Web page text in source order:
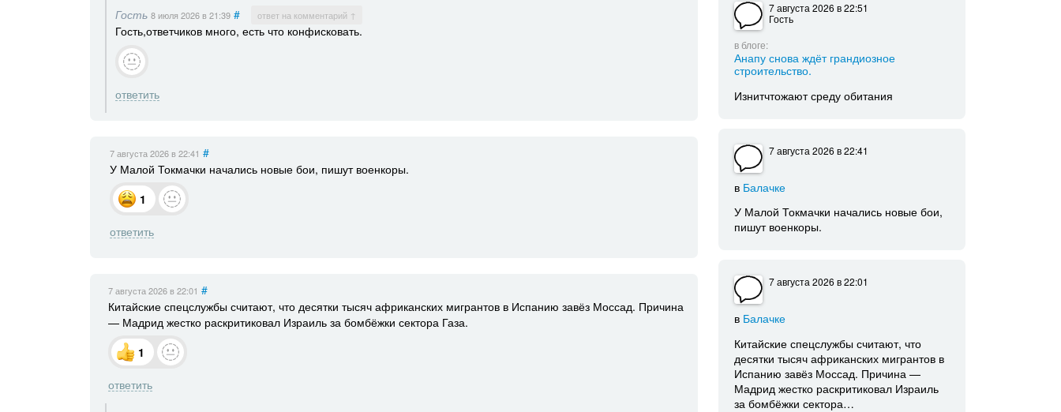
Гость 8 июля 2026 в 21:39 # ответ на комментарий ↑
Гость,ответчиков много, есть что конфисковать.
ответить
7 августа 2026 в 22:41 #
У Малой Токмачки начались новые бои, пишут военкоры.
1
ответить
7 августа 2026 в 22:01 #
Китайские спецслужбы считают, что десятки тысяч африканских мигрантов в Испанию завёз Моссад. Причина
— Мадрид жестко раскритиковал Израиль за бомбёжки сектора Газа.
1
ответить
7 августа 2026в 22:51
Гость
в блоге:
Анапу снова ждёт грандиозное
строительство.
Изнитчтожают среду обитания
7 августа 2026в 22:41
в Балачке
У Малой Токмачки начались новые бои,
пишут военкоры.
7 августа 2026в 22:01
в Балачке
Китайские спецслужбы считают, что
десятки тысяч африканских мигрантов в
Испанию завёз Моссад. Причина —
Мадрид жестко раскритиковал Израиль
за бомбёжки сектора…